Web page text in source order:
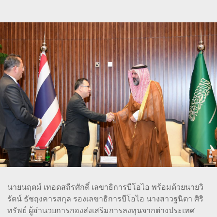
นายนฤตม์ เทอดสถีรศักดิ์ เลขาธิการบีโอไอ พร้อมด้วยนายวิ
รัตน์ ธัชฤงคารสกุล รองเลขาธิการบีโอไอ นางสาวฐนิตา ศิริ
ทรัพย์ ผู้อำนวยการกองส่งเสริมการลงทุนจากต่างประเทศ